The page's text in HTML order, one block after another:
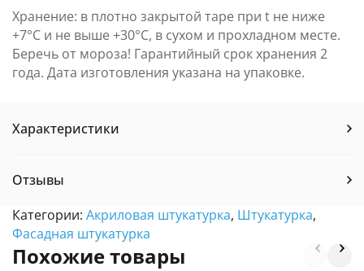
Хранение: в плотно закрытой таре при t не ниже
+7°С и не выше +30°С, в сухом и прохладном месте.
Беречь от мороза! Гарантийный срок хранения 2
года. Дата изготовления указана на упаковке.
Характеристики
Отзывы
Категории: Акриловая штукатурка, Штукатурка,
Фасадная штукатурка
Похожие товары